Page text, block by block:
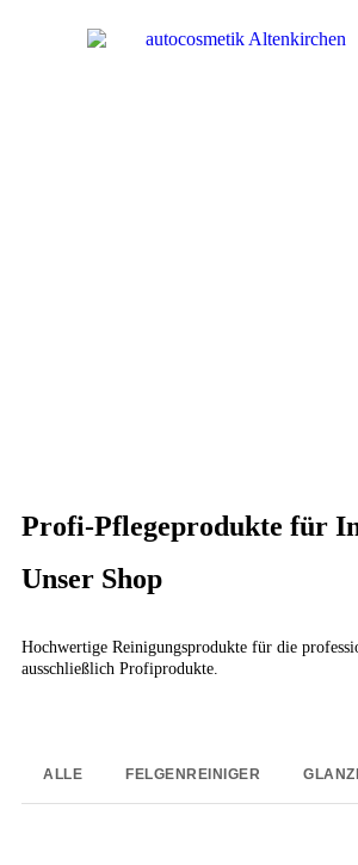
Profi-Pflegeprodukte für
Unser Shop
Hochwertige Reinigungsprodukte für die
ausschließlich Profiprodukte.
ALLE FELGENREINIGER